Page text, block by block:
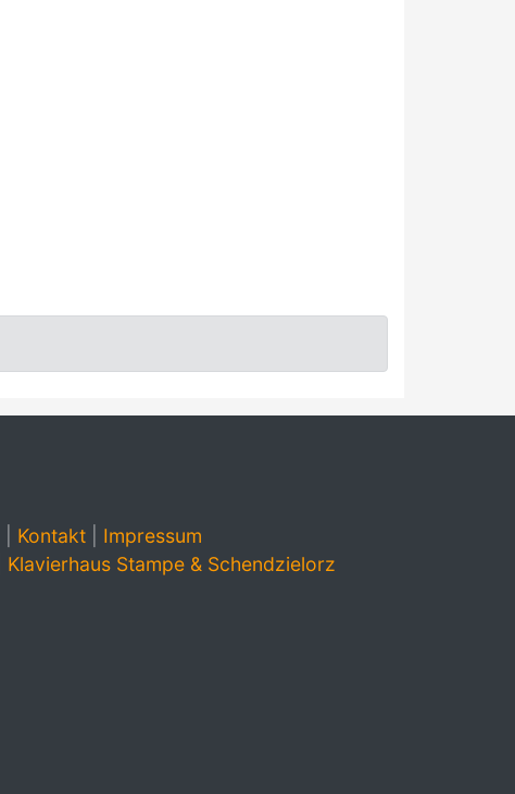
Kontakt| Impressum
Klavierhaus Stampe & Schendzielorz